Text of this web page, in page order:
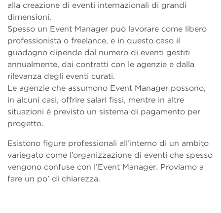
alla creazione di eventi internazionali di grandi
dimensioni.
Spesso un Event Manager può lavorare come libero
professionista o freelance, e in questo caso il
guadagno dipende dal numero di eventi gestiti
annualmente, dai contratti con le agenzie e dalla
rilevanza degli eventi curati.
Le agenzie che assumono Event Manager possono,
in alcuni casi, offrire salari fissi, mentre in altre
situazioni è previsto un sistema di pagamento per
progetto.
Esistono figure professionali all’interno di un ambito
variegato come l’organizzazione di eventi che spesso
vengono confuse con l’Event Manager. Proviamo a
fare un po’ di chiarezza.